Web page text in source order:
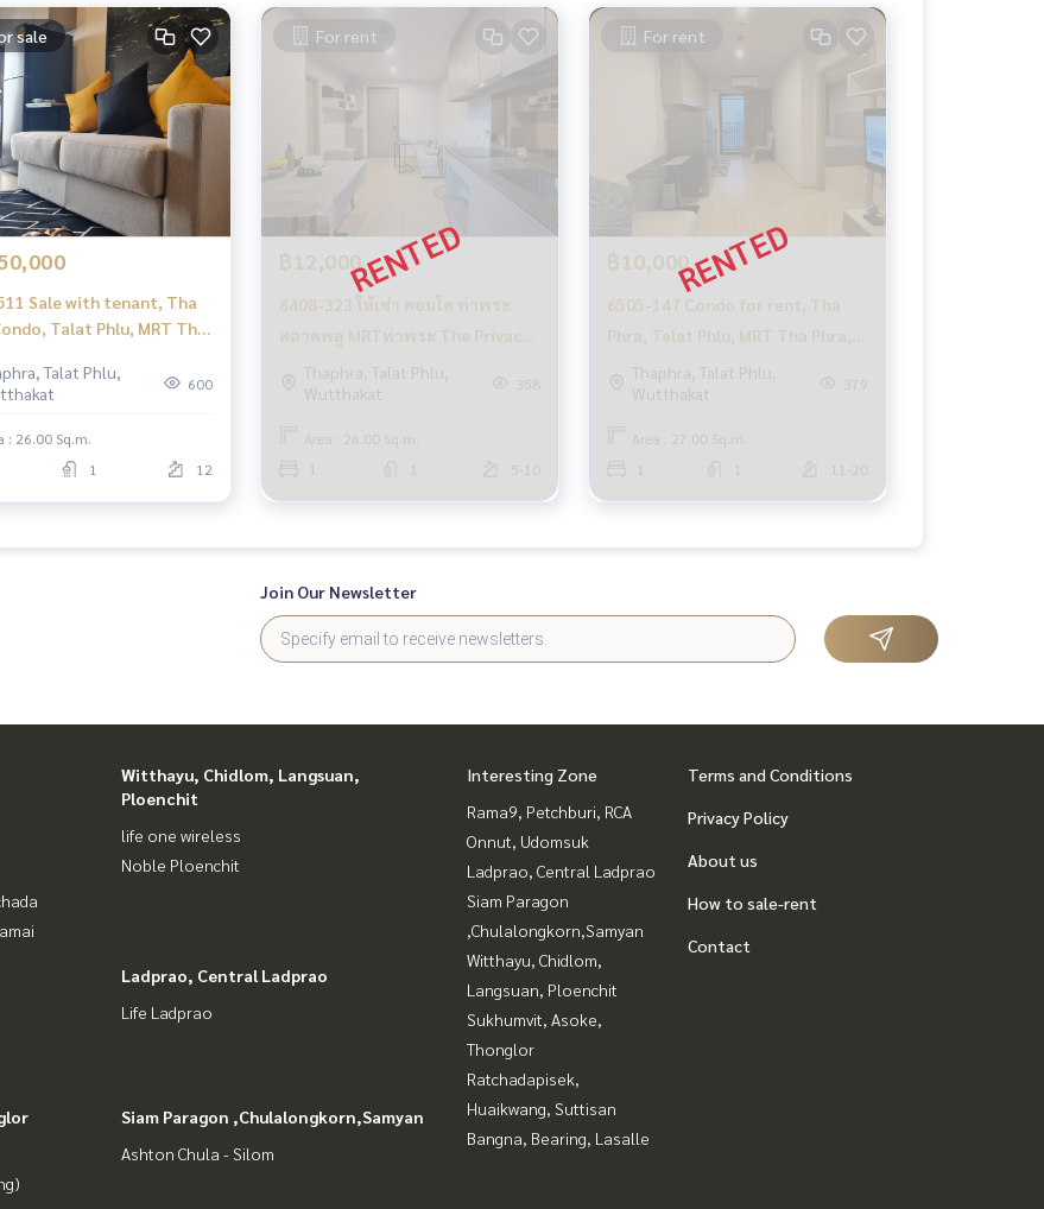
Wutthakat MRTThaPhra
sale
Sale with tenant, Tha
Talat Phlu, MRT Tha
1 bedroom
Talat Phlu,
600
: 26.00 Sq.m.
1 12
For rent
฿12,000
6408-323 ให้เช่า คอนโด ท่าพระ
ตลาดพลู MRTท่าพระ The Privacy
Thaphra Interchange 1ห้องนอน
Thaphra, Talat Phlu,
Wutthakat
358
Area : 26.00 Sq.m.
5-10
For rent
฿10,000
6505-147 Condo for rent, Tha
Phra, Talat Phlu, MRT Tha Phra,
The Privacy Thaphra
Interchange, 1 bed.
Thaphra, Talat Phlu,
Wutthakat
379
Area : 27.00 Sq.m.
11-20
Join Our Newsletter
Witthayu, Chidlom, Langsuan,
Ploenchit
life one wireless
Noble Ploenchit
Ladprao, Central Ladprao
Life Ladprao
Siam Paragon ,Chulalongkorn,Samyan
Ashton Chula - Silom
Interesting Zone
Rama9, Petchburi, RCA
Onnut, Udomsuk
Ladprao, Central Ladprao
Siam Paragon
,Chulalongkorn,Samyan
Witthayu, Chidlom,
Langsuan, Ploenchit
Sukhumvit, Asoke,
Thonglor
Ratchadapisek,
Huaikwang, Suttisan
Bangna, Bearing, Lasalle
Terms and Conditions
Privacy Policy
About us
How to sale-rent
Contact